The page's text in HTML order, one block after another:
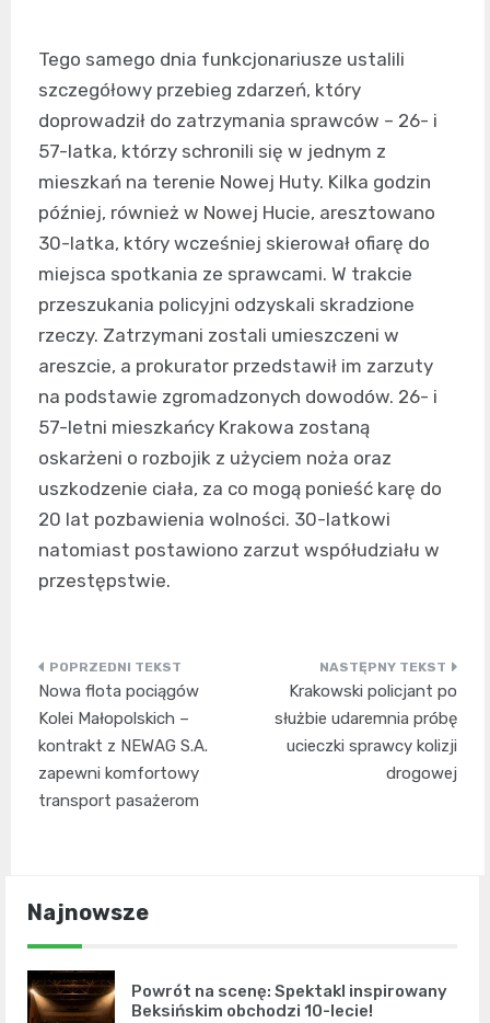
Tego samego dnia funkcjonariusze ustalili
szczegółowy przebieg zdarzeń, który
doprowadził do zatrzymania sprawców – 26- i
57-latka, którzy schronili się w jednym z
mieszkań na terenie Nowej Huty. Kilka godzin
później, również w Nowej Hucie, aresztowano
30-latka, który wcześniej skierował ofiarę do
miejsca spotkania ze sprawcami. W trakcie
przeszukania policyjni odzyskali skradzione
rzeczy. Zatrzymani zostali umieszczeni w
areszcie, a prokurator przedstawił im zarzuty
na podstawie zgromadzonych dowodów. 26- i
57-letni mieszkańcy Krakowa zostaną
oskarżeni o rozbojik z użyciem noża oraz
uszkodzenie ciała, za co mogą ponieść karę do
20 lat pozbawienia wolności. 30-latkowi
natomiast postawiono zarzut współudziału w
przestępstwie.
Nawigacja
wpisu
Nowa flota pociągów
Kolei Małopolskich –
kontrakt z NEWAG S.A.
zapewni komfortowy
transport pasażerom
Krakowski policjant po
służbie udaremnia próbę
ucieczki sprawcy kolizji
drogowej
Najnowsze
Powrót na scenę: Spektakl inspirowany
Beksińskim obchodzi 10-lecie!